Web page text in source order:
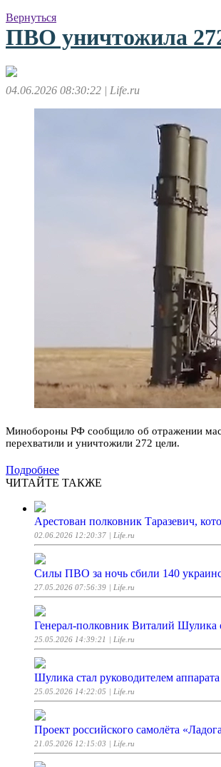
Вернуться
ПВО уничтожила
04.06.2026 08:30:22 | Life.ru
Минобороны РФ сообщило об отражении
перехватили и уничтожили 272 цели.
Подробнее
ЧИТАЙТЕ ТАКЖЕ
Арестован полковник Таразевич,
02.06.2026 12:20:37 | Life.ru
Силы ПВО за ночь сбили 140
27.05.2026 07:56:39 | Life.ru
Генерал-полковник Виталий
25.05.2026 14:39:21 | Life.ru
Шулика стал руководителем
25.05.2026 14:22:05 | Life.ru
Проект российского самолёта
21.05.2026 12:15:03 | Life.ru